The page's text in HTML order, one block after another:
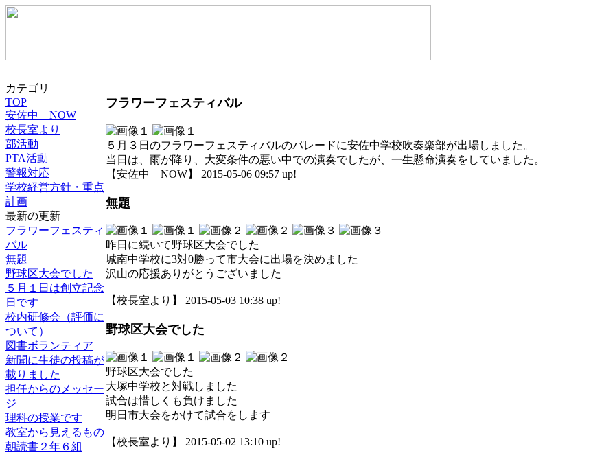
カテゴリ
TOP
安佐中 NOW
校長室より
部活動
PTA活動
警報対応
学校経営方針・重点
計画
最新の更新
フラワーフェスティ
バル
無題
野球区大会でした
５月１日は創立記念
日です
校内研修会（評価に
ついて）
図書ボランティア
新聞に生徒の投稿が
載りました
担任からのメッセー
ジ
理科の授業です
教室から見えるもの
朝読書２年６組
フラワーフェスティバル
５月３日のフラワーフェスティバルのパレードに安佐中学校吹奏楽部が出場しました。
当日は、雨が降り、大変条件の悪い中での演奏でしたが、一生懸命演奏をしていました。
【安佐中 NOW】 2015-05-06 09:57 up!
無題
昨日に続いて野球区大会でした
城南中学校に3対0勝って市大会に出場を決めました
沢山の応援ありがとうございました
【校長室より】 2015-05-03 10:38 up!
野球区大会でした
野球区大会でした
大塚中学校と対戦しました
試合は惜しくも負けました
明日市大会をかけて試合をします
【校長室より】 2015-05-02 13:10 up!